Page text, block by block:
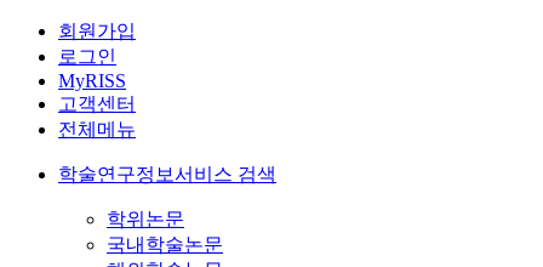
회원가입
로그인
MyRISS
고객센터
전체메뉴
학술연구정보서비스 검색
학위논문
국내학술논문